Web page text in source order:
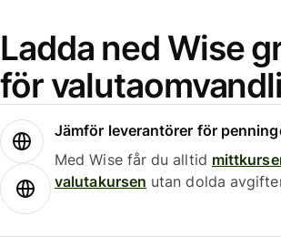
Ladda ned Wise
för
Jämför leverantörer för
Med Wise får du alltid
valutakursen utan dolda